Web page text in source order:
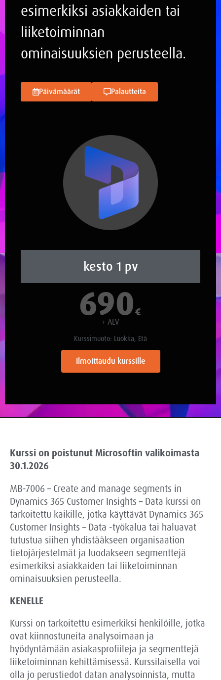
esimerkiksi asiakkaiden tai
liiketoiminnan
ominaisuuksien perusteella.
Päivämäärät Palautteita
kesto 1 pv
690€
+ ALV
Kurssimuoto: Luokka, Etä
Ilmoittaudu kurssille
Kurssi on poistunut Microsoftin valikoimasta
30.1.2026
MB-7006 – Create and manage segments in
Dynamics 365 Customer Insights – Data kurssi on
tarkoitettu kaikille, jotka käyttävät Dynamics 365
Customer Insights – Data -työkalua tai haluavat
tutustua siihen yhdistääkseen organisaation
tietojärjestelmät ja luodakseen segmenttejä
esimerkiksi asiakkaiden tai liiketoiminnan
ominaisuuksien perusteella.
KENELLE
Kurssi on tarkoitettu esimerkiksi henkilöille, jotka
ovat kiinnostuneita analysoimaan ja
hyödyntämään asiakasprofiileja ja segmenttejä
liiketoiminnan kehittämisessä. Kurssilaisella voi
olla jo perustiedot datan analysoinnista, mutta